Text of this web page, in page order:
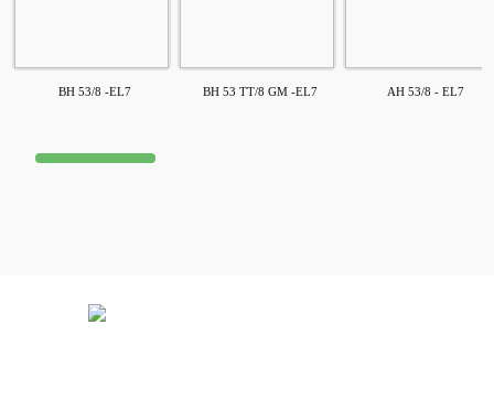
BH 53/8 -EL7 BH 53 TT/8 GM -EL7 AH 53/8 - EL7